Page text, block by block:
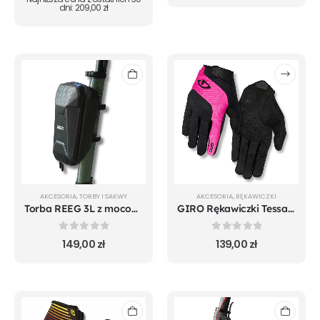
dni: 209,00 zł
AKCESORIA, TORBY I SAKWY
Torba REEG 3L z mocowaniem do Vsett 8 / Vsett 8+ / Techlife X6
0 out of 5
149,00zł
AKCESORIA, RĘKAWICZKI
GIRO Rękawiczki Tessa LF Gel
0out of 5
139,00zł